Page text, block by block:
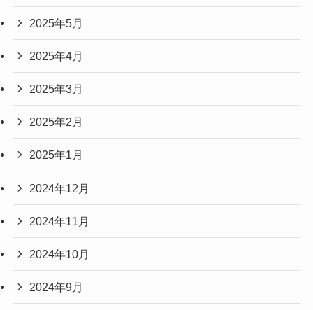
2025年5月
2025年4月
2025年3月
2025年2月
2025年1月
2024年12月
2024年11月
2024年10月
2024年9月